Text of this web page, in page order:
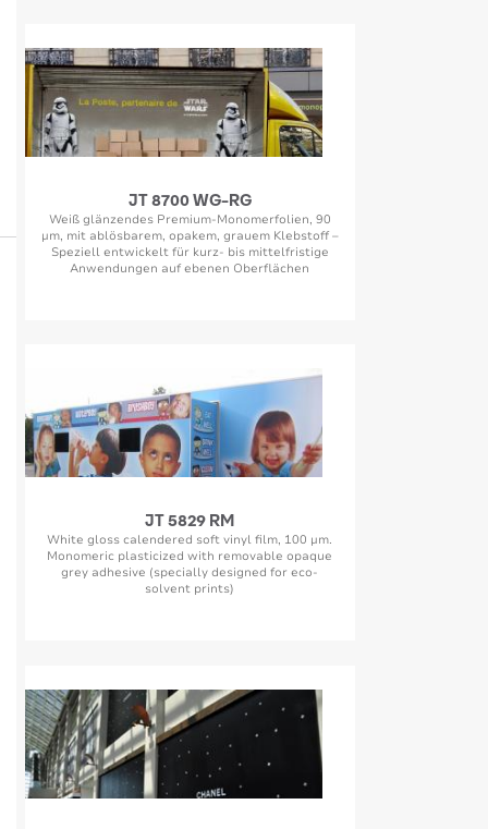
JT 8700 WG-RG
Weiß glänzendes Premium-Monomerfolien, 90
µm, mit ablösbarem, opakem, grauem Klebstoff –
Speziell entwickelt für kurz- bis mittelfristige
Anwendungen auf ebenen Oberflächen
JT 5829 RM
White gloss calendered soft vinyl film, 100 µm.
Monomeric plasticized with removable opaque
grey adhesive (specially designed for eco-
solvent prints)